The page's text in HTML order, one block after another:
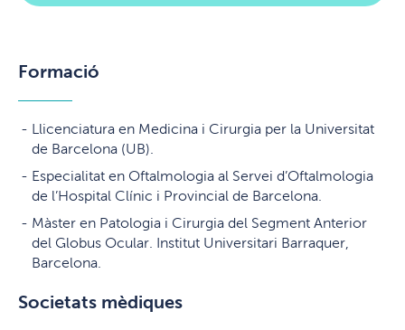
Formació
Llicenciatura en Medicina i Cirurgia per la Universitat
de Barcelona (UB).
Especialitat en Oftalmologia al Servei d’Oftalmologia
de l’Hospital Clínic i Provincial de Barcelona.
Màster en Patologia i Cirurgia del Segment Anterior
del Globus Ocular. Institut Universitari Barraquer,
Barcelona.
Societats mèdiques